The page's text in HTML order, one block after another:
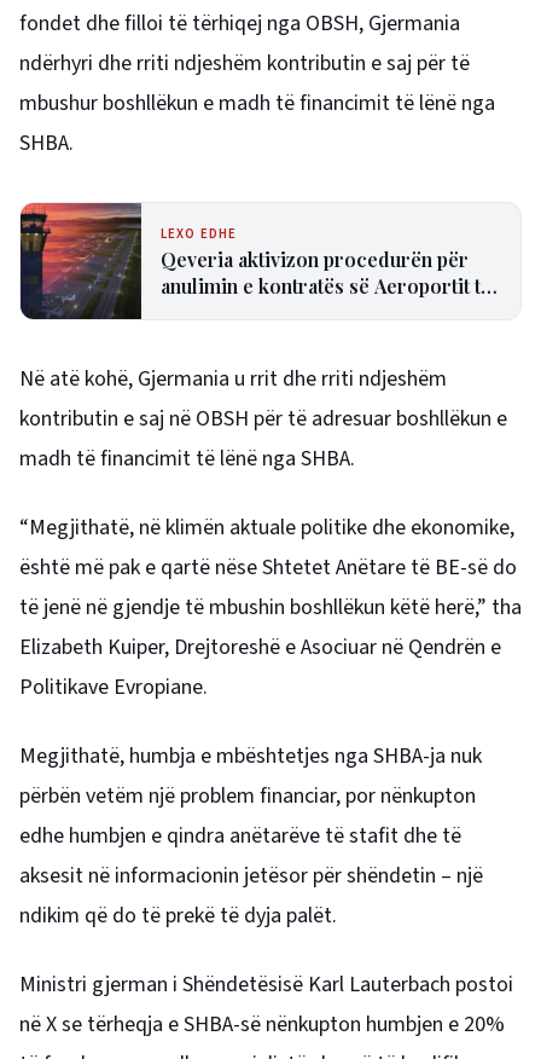
fondet dhe filloi të tërhiqej nga OBSH, Gjermania
ndërhyri dhe rriti ndjeshëm kontributin e saj për të
mbushur boshllëkun e madh të financimit të lënë nga
SHBA.
LEXO EDHE
Qeveria aktivizon procedurën për
anulimin e kontratës së Aeroportit të
Në atë kohë, Gjermania u rrit dhe rriti ndjeshëm
kontributin e saj në OBSH për të adresuar boshllëkun e
madh të financimit të lënë nga SHBA.
“Megjithatë, në klimën aktuale politike dhe ekonomike,
është më pak e qartë nëse Shtetet Anëtare të BE-së do
të jenë në gjendje të mbushin boshllëkun këtë herë,” tha
Elizabeth Kuiper, Drejtoreshë e Asociuar në Qendrën e
Politikave Evropiane.
Megjithatë, humbja e mbështetjes nga SHBA-ja nuk
përbën vetëm një problem financiar, por nënkupton
edhe humbjen e qindra anëtarëve të stafit dhe të
aksesit në informacionin jetësor për shëndetin – një
ndikim që do të prekë të dyja palët.
Ministri gjerman i Shëndetësisë Karl Lauterbach postoi
në X se tërheqja e SHBA-së nënkupton humbjen e 20%